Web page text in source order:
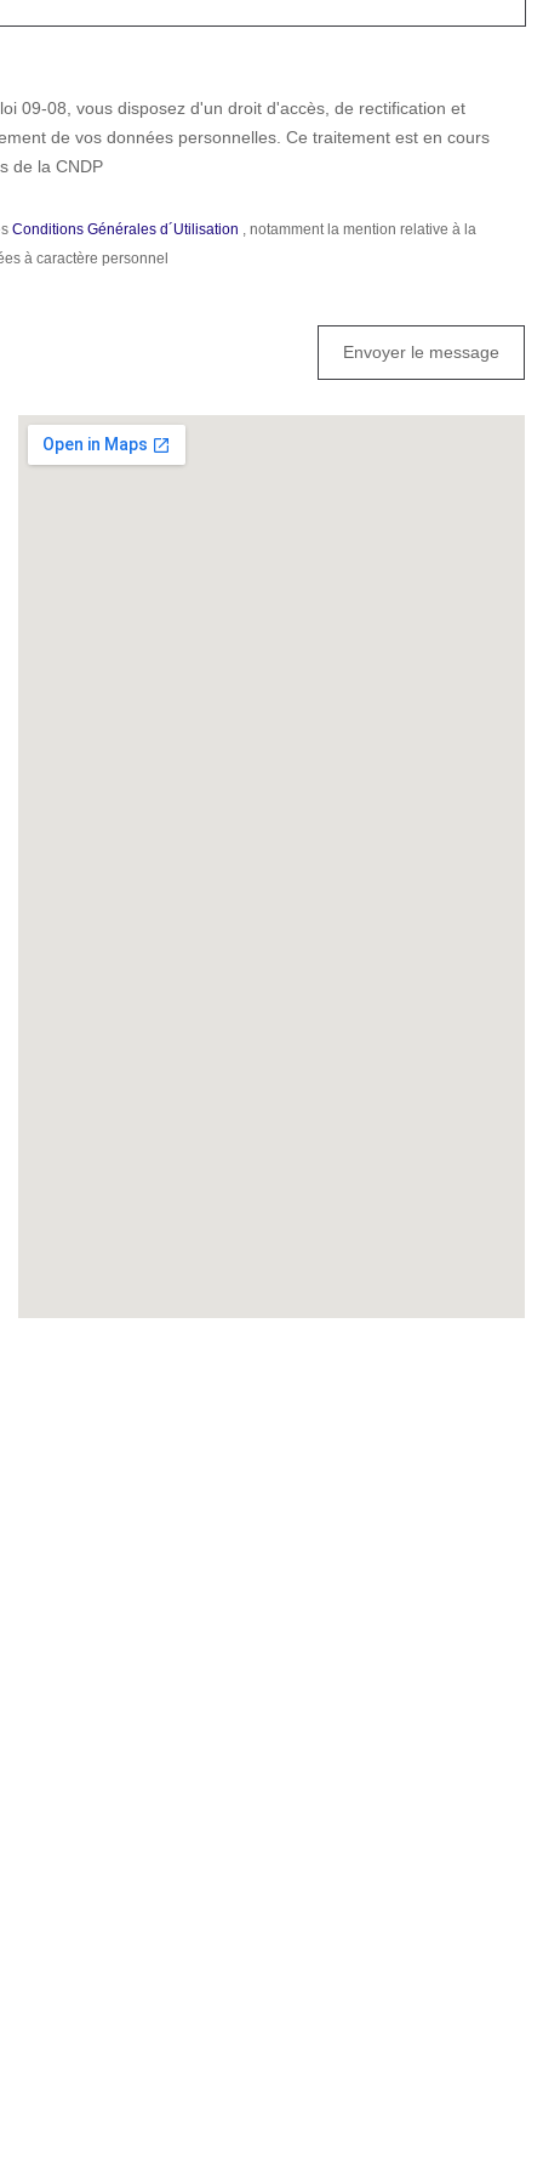
09-08, vous disposez d'un droit d'accès, de rectification et
de vos données personnelles. Ce traitement est en cours
de la CNDP
Conditions Générales d´Utilisation , notamment la mention relative à la
à caractère personnel